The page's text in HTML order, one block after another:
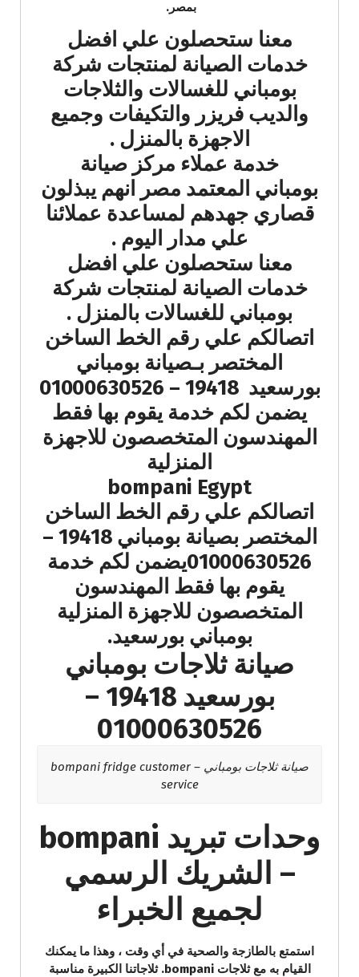
بمصر.
معنا ستحصلون علي افضل
خدمات الصيانة لمنتجات شركة
بومباني للغسالات والثلاجات
والديب فريزر والتكيفات وجميع
الاجهزة بالمنزل .
خدمة عملاء مركز صيانة
بومباني المعتمد مصر انهم يبذلون
قصاري جهدهم لمساعدة عملائنا
علي مدار اليوم .
معنا ستحصلون علي افضل
خدمات الصيانة لمنتجات شركة
بومباني للغسالات بالمنزل .
اتصالكم علي رقم الخط الساخن
المختصر بـصيانة بومباني
بورسعيد 19418 – 01000630526
يضمن لكم خدمة يقوم بها فقط
المهندسون المتخصصون للاجهزة
المنزلية
bompani Egypt
اتصالكم علي رقم الخط الساخن
المختصر بصيانة بومباني 19418 –
01000630526يضمن لكم خدمة
يقوم بها فقط المهندسون
المتخصصون للاجهزة المنزلية
بومباني بورسعيد.
صيانة ثلاجات بومباني
بورسعيد 19418 –
01000630526
صيانة ثلاجات بومباني – bompani fridge customer
service
وحدات تبريد bompani
– الشريك الرسمي
لجميع الخبراء
استمتع بالطازجة والصحية في أي وقت ، وهذا ما يمكنك
القيام به مع ثلاجات bompani. ثلاجاتنا الكبيرة مناسبة